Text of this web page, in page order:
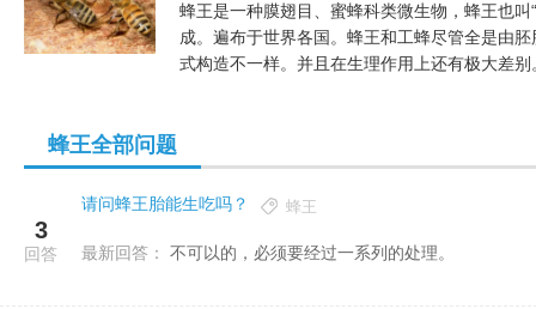
蜂王是一种膜翅目、蜜蜂科类微生物，蜂王也
成。遍布于世界各国。蜂王和工蜂尽管全是由
式构造不一样。并且在生理作用上还有极大差
蜂王全部问题
3
回答
请问蜂王胎能生吃吗？ 蜂王
最新回答： 不可以的，必须要经过一系列的处理。